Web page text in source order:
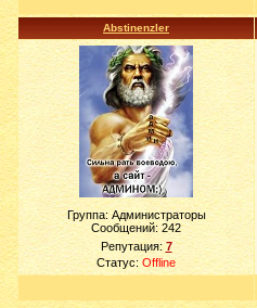
Abstinenzler
Группа: Администраторы
Сообщений: 242
Репутация: 7
Статус: Offline